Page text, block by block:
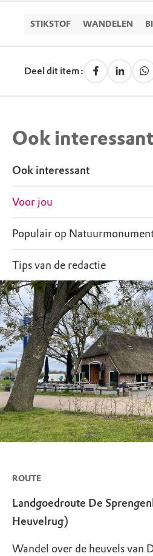
STIKSTOF WANDELEN
Deel dit item:
Ook interessant
Ook interessant
Voor jou
Populair op
Tips van de redactie
ROUTE
Landgoedroute De
Heuvelrug)
Wandel over de heuvels van